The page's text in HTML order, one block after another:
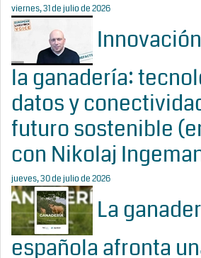
viernes, 31 de julio de 2026
la ganadería:
datos y
futuro sostenible
con Nikolaj
jueves, 30 de julio de 2026
La
española afronta